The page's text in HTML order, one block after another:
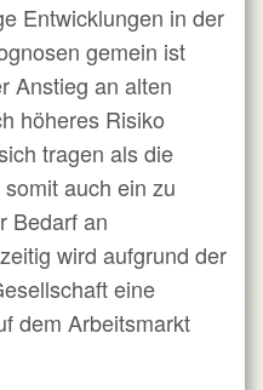
Entwicklungen in der
gemein ist
Anstieg an alten
höheres Risiko
tragen als die
auch ein zu
Bedarf an
wird aufgrund der
eine
dem Arbeitsmarkt